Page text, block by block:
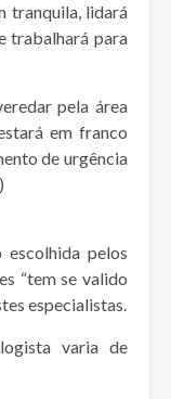
tranquila, lidará
trabalhará para
pela área
em franco
de urgência
pelos
“tem se valido
especialistas.
varia de